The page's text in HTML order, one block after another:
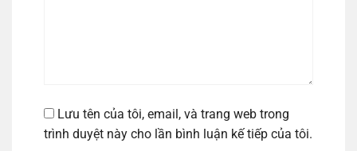
Lưu tên của tôi, email, và trang web trong
trình duyệt này cho lần bình luận kế tiếp của tôi.